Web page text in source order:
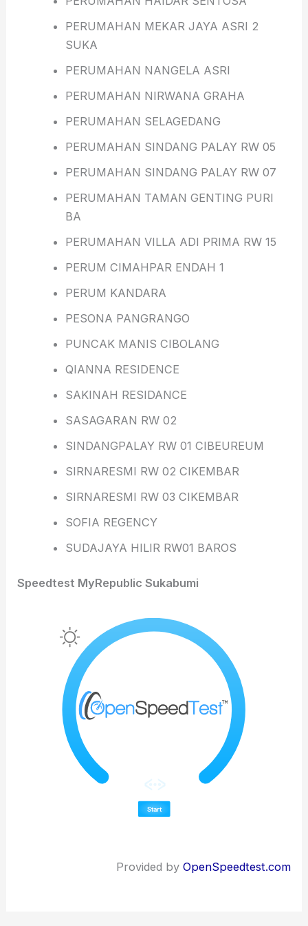
PERUMAHAN MEKAR JAYA ASRI 2
SUKA
PERUMAHAN NANGELA ASRI
PERUMAHAN NIRWANA GRAHA
PERUMAHAN SELAGEDANG
PERUMAHAN SINDANG PALAY RW 05
PERUMAHAN SINDANG PALAY RW 07
PERUMAHAN TAMAN GENTING PURI
BA
PERUMAHAN VILLA ADI PRIMA RW 15
PERUM CIMAHPAR ENDAH 1
PERUM KANDARA
PESONA PANGRANGO
PUNCAK MANIS CIBOLANG
QIANNA RESIDENCE
SAKINAH RESIDANCE
SASAGARAN RW 02
SINDANGPALAY RW 01 CIBEUREUM
SIRNARESMI RW 02 CIKEMBAR
SIRNARESMI RW 03 CIKEMBAR
SOFIA REGENCY
SUDAJAYA HILIR RW01 BAROS
Speedtest MyRepublic Sukabumi
Provided by OpenSpeedtest.com